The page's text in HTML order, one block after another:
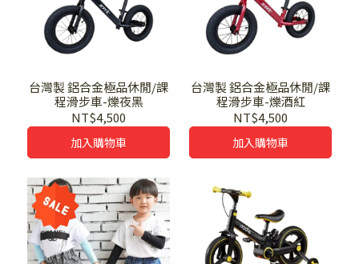
台灣製 鋁合金極品休閒/課
程滑步車-爍夜黑
NT$4,500
加入購物車
台灣製 鋁合金極品休閒/課
程滑步車-爍酒紅
NT$4,500
加入購物車